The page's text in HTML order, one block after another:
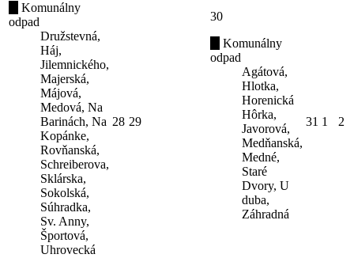
Komunálny
odpad
Družstevná,
Háj,
Jilemnického,
Majerská,
Májová,
Medová, Na
Barinách, Na
Kopánke,
Rovňanská,
Schreiberova,
Sklárska,
Sokolská,
Súhradka,
Sv. Anny,
Športová,
Uhrovecká
28 29
30
Komunálny
odpad
Agátová,
Hlotka,
Horenická
Hôrka,
Javorová,
Medňanská,
Medné,
Staré
Dvory, U
duba,
Záhradná
31 1 2